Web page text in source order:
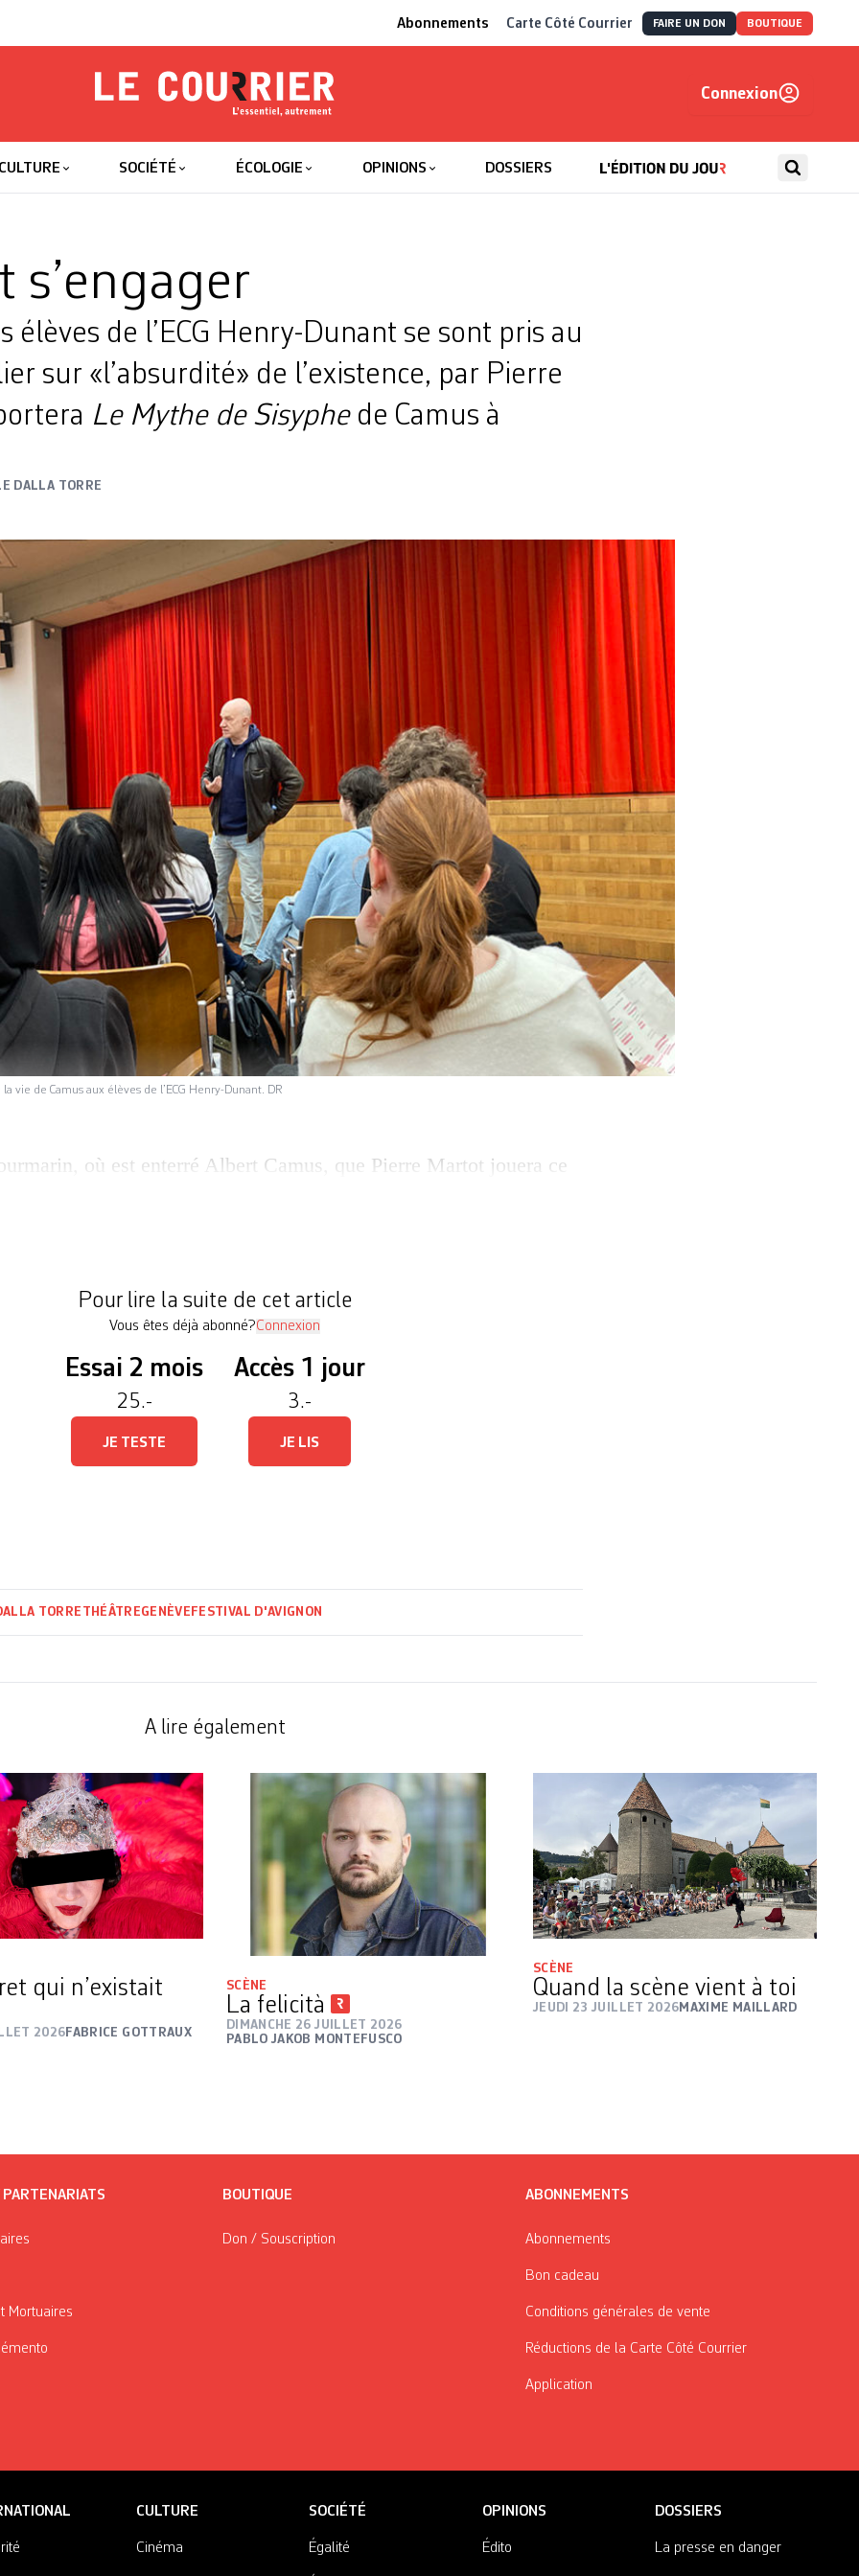
Abonnements Carte Côté Courrier FAIRE UN DON BOUTIQUE
Le Courrier
Connexion
CULTURE SOCIÉTÉ ÉCOLOGIE OPINIONS DOSSIERS
s’engager
élèves de l’ECG Henry-Dunant se sont pris au
sur «l’absurdité» de l’existence, par Pierre
Le Mythe de Sisyphede Camus à
DALLA TORRE
vie de Camus aux élèves de l’ECG Henry-Dunant. DR
où est enterré Albert Camus, que Pierre Martot jouera ce
Pour lire la suite de cet article
Vous êtes déjà abonné?Connexion
Essai 2 mois
25.-
JE TESTE
Accès 1 jour
3.-
JE LIS
TORRE THÉÂTREGENÈVE FESTIVAL D'AVIGNON
A lire également
qui n’existait
2026 FABRICE GOTTRAUX
SCÈNE
La felicità
DIMANCHE 26 JUILLET 2026
PABLO JAKOB MONTEFUSCO
SCÈNE
Quand la scène vient à toi
JEUDI 23 JUILLET 2026 MAXIME MAILLARD
Mortuaires
BOUTIQUE
Don / Souscription
ABONNEMENTS
Abonnements
Bon cadeau
Conditions générales de vente
Réductions de la Carte Côté Courrier
Application
CULTURE
Cinéma
SOCIÉTÉ
Égalité
OPINIONS
Édito
DOSSIERS
La presse en danger